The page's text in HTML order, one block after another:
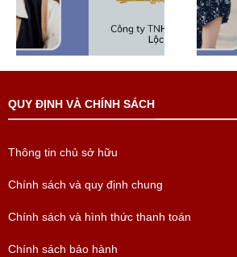
QUY ĐỊNH VÀ CHÍNH SÁCH
Thông tin chủ sở hữu
Chính sách và quy định chung
Chính sách và hình thức thanh toán
Chính sách bảo hành